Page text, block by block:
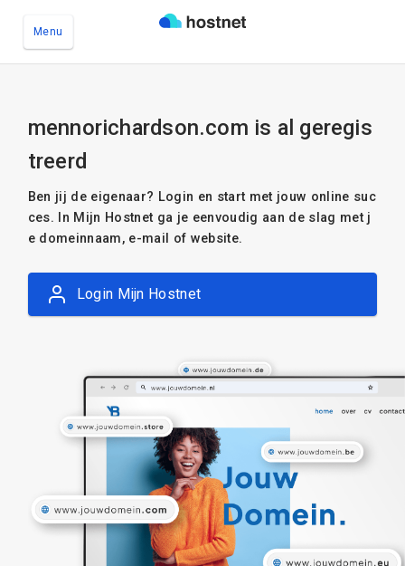
Menu
mennorichardson.com is al geregis
treerd
Ben jij de eigenaar? Login en start met jouw online suc
ces. In Mijn Hostnet ga je eenvoudig aan de slag met j
e domeinnaam, e-mail of website.
Login Mijn Hostnet